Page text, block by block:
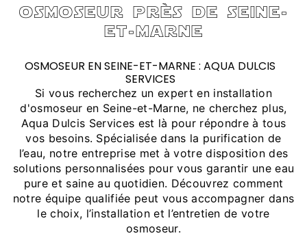
osmoseur près de seine-
et-marne
OSMOSEUR EN SEINE-ET-MARNE : AQUA DULCIS
SERVICES
Si vous recherchez un expert en installation
d'osmoseur en Seine-et-Marne, ne cherchez plus,
Aqua Dulcis Services est là pour répondre à tous
vos besoins. Spécialisée dans la purification de
l’eau, notre entreprise met à votre disposition des
solutions personnalisées pour vous garantir une eau
pure et saine au quotidien. Découvrez comment
notre équipe qualifiée peut vous accompagner dans
le choix, l’installation et l’entretien de votre
osmoseur.